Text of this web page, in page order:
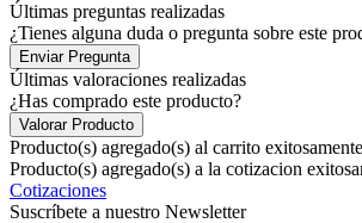
Últimas preguntas realizadas
¿Tienes alguna duda o pregunta sobre este
Enviar Pregunta
Últimas valoraciones realizadas
¿Has comprado este producto?
Valorar Producto
Producto(s) agregado(s) al carrito
Producto(s) agregado(s) a la cotizacion
Cotizaciones
Suscríbete a nuestro Newsletter